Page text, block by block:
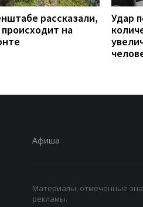
рассказали,
происходит на
Удар
Афиша
Материалы, отмеченные
рекламы.